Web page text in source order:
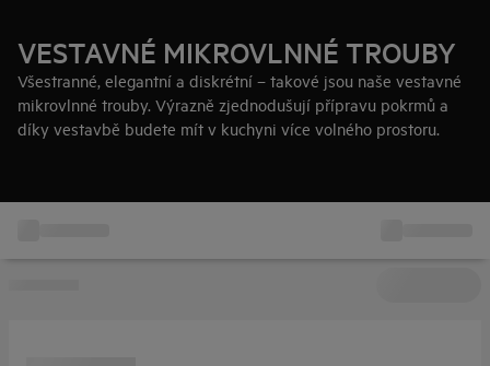
VESTAVNÉ MIKROVLNNÉ TROUBY
Všestranné, elegantní a diskrétní – takové jsou naše vestavné
mikrovlnné trouby. Výrazně zjednodušují přípravu pokrmů a
díky vestavbě budete mít v kuchyni více volného prostoru.